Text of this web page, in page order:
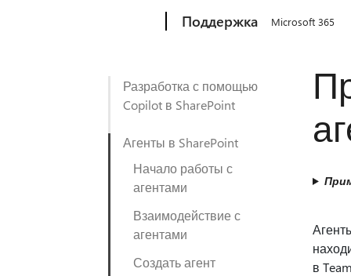
Поддержка Microsoft 365
Разработка с помощью
Copilot в SharePoint
Агенты в SharePoint
Начало работы с
агентами
Взаимодействие с
агентами
Создать агент
в